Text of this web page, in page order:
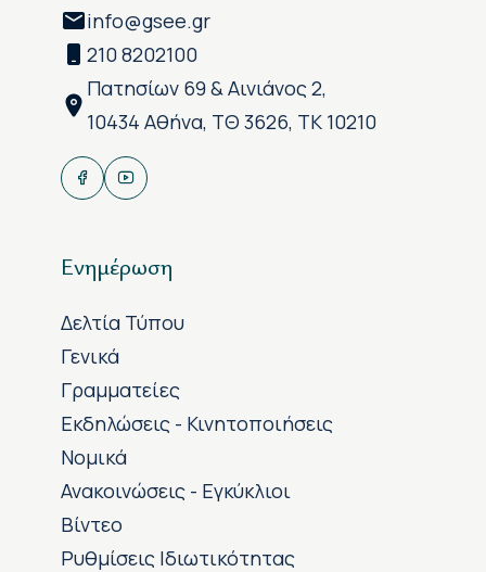
info@gsee.gr
210 8202100
Πατησίων 69 & Αινιάνος 2,
10434 Αθήνα, ΤΘ 3626, ΤΚ 10210
Ενημέρωση
Δελτία Τύπου
Γενικά
Γραμματείες
Εκδηλώσεις - Κινητοποιήσεις
Νομικά
Ανακοινώσεις - Εγκύκλιοι
Βίντεο
Ρυθμίσεις Ιδιωτικότητας